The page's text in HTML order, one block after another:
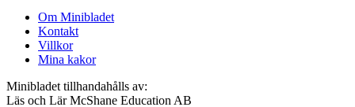
Om Minibladet
Kontakt
Villkor
Mina kakor
Minibladet tillhandahålls av:
Läs och Lär McShane Education AB